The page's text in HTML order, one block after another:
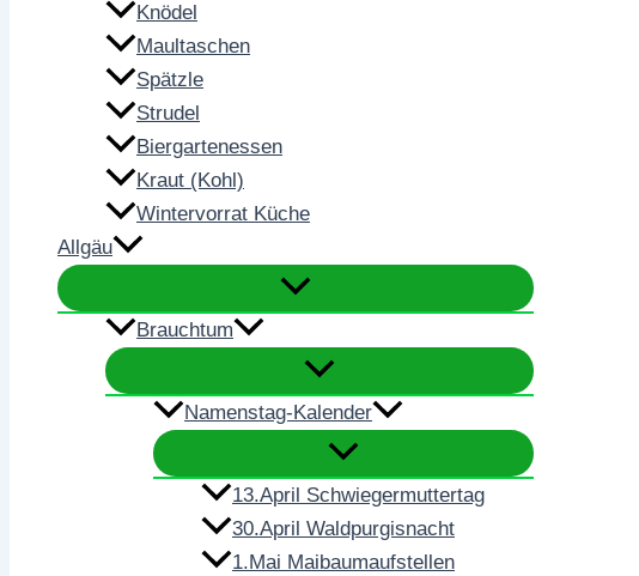
Knödel
Maultaschen
Spätzle
Strudel
Biergartenessen
Kraut (Kohl)
Wintervorrat Küche
Allgäu
Brauchtum
Namenstag-Kalender
13.April Schwiegermuttertag
30.April Waldpurgisnacht
1.Mai Maibaumaufstellen